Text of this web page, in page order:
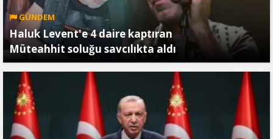
GÜNDEM
Haluk Levent'e 4 daire kaptıran
Müteahhit soluğu savcılıkta aldı